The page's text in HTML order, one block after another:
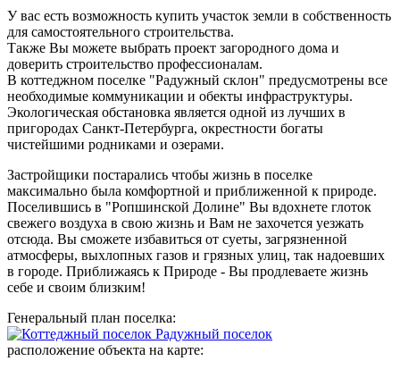
У вас есть возможность купить участок земли в собственность
для самостоятельного строительства.
Также Вы можете выбрать проект загородного дома и
доверить строительство профессионалам.
В коттеджном поселке "Радужный склон" предусмотрены все
необходимые коммуникации и обекты инфраструктуры.
Экологическая обстановка является одной из лучших в
пригородах Санкт-Петербурга, окрестности богаты
чистейшими родниками и озерами.
Застройщики постарались чтобы жизнь в поселке
максимально была комфортной и приближенной к природе.
Поселившись в "Ропшинской Долине" Вы вдохнете глоток
свежего воздуха в свою жизнь и Вам не захочется уезжать
отсюда. Вы сможете избавиться от суеты, загрязненной
атмосферы, выхлопных газов и грязных улиц, так надоевших
в городе. Приближаясь к Природе - Вы продлеваете жизнь
себе и своим близким!
Генеральный план поселка:
расположение объекта на карте: